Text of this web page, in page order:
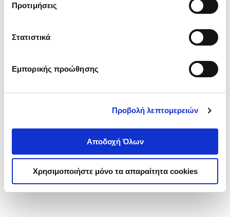
Προτιμήσεις
Στατιστικά
Εμπορικής προώθησης
Προβολή λεπτομερειών
Αποδοχή Όλων
Χρησιμοποιήστε μόνο τα απαραίτητα cookies